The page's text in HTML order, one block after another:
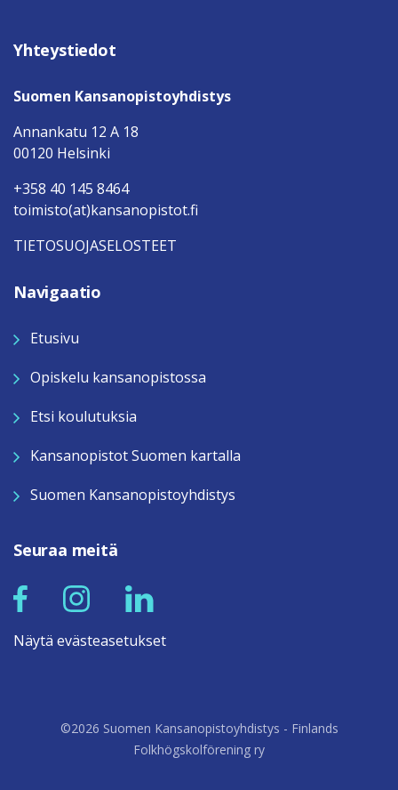
Yhteystiedot
Suomen Kansanopistoyhdistys
Annankatu 12 A 18
00120 Helsinki
+358 40 145 8464
toimisto(at)kansanopistot.fi
TIETOSUOJASELOSTEET
Navigaatio
Etusivu
Opiskelu kansanopistossa
Etsi koulutuksia
Kansanopistot Suomen kartalla
Suomen Kansanopistoyhdistys
Seuraa meitä
Näytä evästeasetukset
©2026 Suomen Kansanopistoyhdistys - Finlands
Folkhögskolförening ry